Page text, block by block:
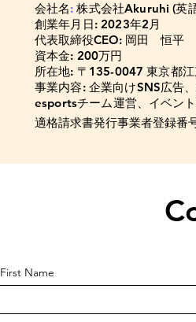
会社名:株式会社Akuruhi (英
創業年月日: 2023年2月
代表取締役CEO: 岡田 恒平
資本金: 200万円
​所在地: 〒135-0047 東京都
事業内容: 企業向けSNS広告
esportsチーム運営、イベン
適格請求書発行事業者登録番
First Name